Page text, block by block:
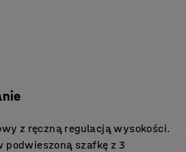
z ręczną regulacją wysokości.
podwieszoną szafkę z 3